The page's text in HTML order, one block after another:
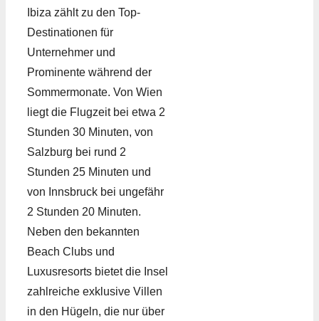
Ibiza zählt zu den Top-
Destinationen für
Unternehmer und
Prominente während der
Sommermonate. Von Wien
liegt die Flugzeit bei etwa 2
Stunden 30 Minuten, von
Salzburg bei rund 2
Stunden 25 Minuten und
von Innsbruck bei ungefähr
2 Stunden 20 Minuten.
Neben den bekannten
Beach Clubs und
Luxusresorts bietet die Insel
zahlreiche exklusive Villen
in den Hügeln, die nur über